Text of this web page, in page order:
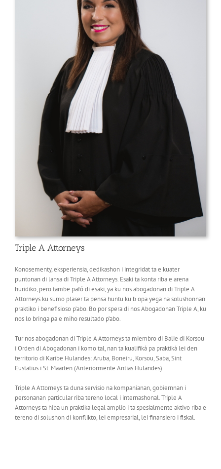
Triple A Attorneys
Konosementy, eksperiensia, dedikashon i integridat ta e kuater
puntonan di lansa di Triple A Attorneys. Esaki ta konta riba e arena
huridiko, pero tambe pafó di esaki, ya ku nos abogadonan di Triple A
Attorneys ku sumo plaser ta pensa huntu ku b opa yega na solushonnan
praktiko i benefisioso p’abo. Bo por spera di nos Abogadonan Triple A, ku
nos lo bringa pa e miho resultado p’abo.
Tur nos abogadonan di Triple A Attorneys ta miembro di Balie di Korsou
i Orden di Abogadonan i komo tal, nan ta kualifiká pa praktiká lei den
territorio di Karibe Hulandes: Aruba, Boneiru, Korsou, Saba, Sint
Eustatius i St. Maarten (Anteriormente Antias Hulandes).
Triple A Attorneys ta duna servisio na kompanianan, gobiernnan i
personanan particular riba tereno local i internashonal. Triple A
Attorneys ta hiba un praktika legal amplio i ta spesialmente aktivo riba e
tereno di solushon di konflikto, lei empresarial, lei finansiero i fiskal.